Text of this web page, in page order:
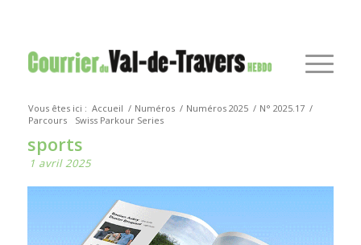
Vous êtes ici : Accueil / Numéros / Numéros 2025 / N° 2025.17 /
Parcours
Swiss Parkour Series
sports
1 avril 2025